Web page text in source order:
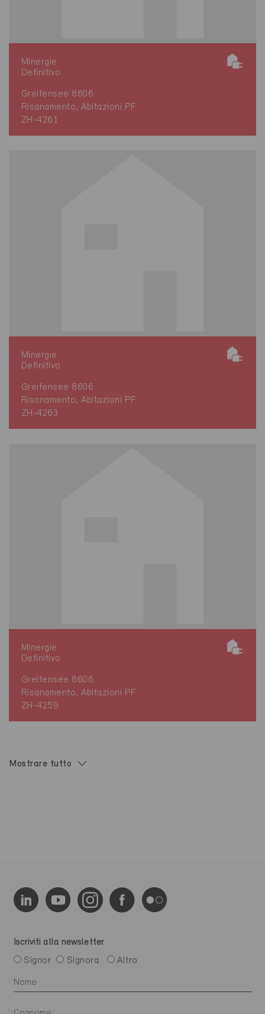
Minergie
Definitivo
Greifensee 8606
Risanamento, Abitazioni PF
ZH-4261
Minergie
Definitivo
Greifensee 8606
Risanamento, Abitazioni PF
ZH-4263
Minergie
Definitivo
Greifensee 8606
Risanamento, Abitazioni PF
ZH-4259
Mostrare tutto
Iscriviti alla newsletter
Signor
Signora Altro